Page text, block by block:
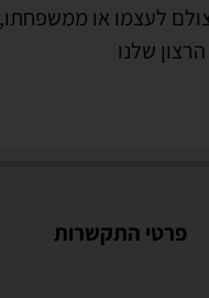
לעצמו או ממשפחתו,
שלנו
פרטי התקשרות